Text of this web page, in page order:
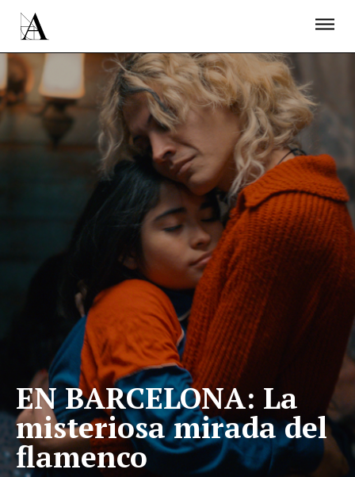
EN BARCELONA: La
misteriosa mirada del
flamenco
ACTUALIDAD
PROYECTOS
RESIDENCIAS
ÚNETE A LA ACADEMIA DE CINE
PRENSA
NEWSLETTER